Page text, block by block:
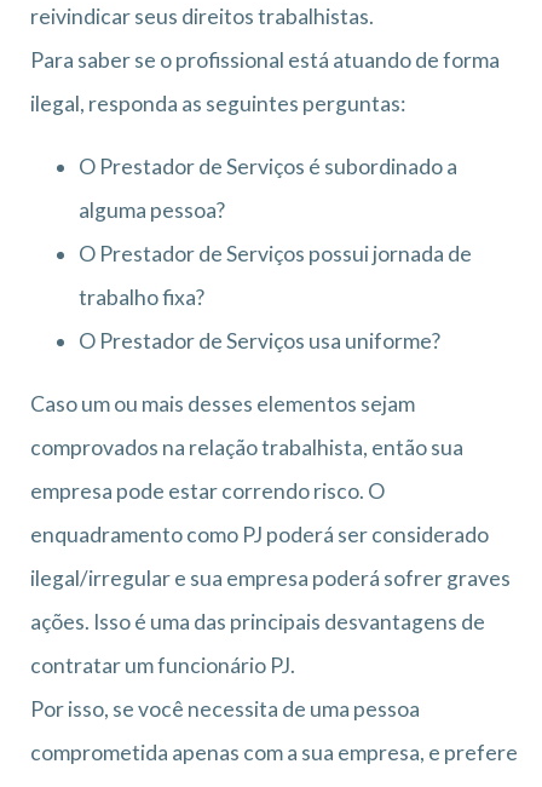
reivindicar seus direitos trabalhistas.
Para saber se o profissional está atuando de forma
ilegal, responda as seguintes perguntas:
O Prestador de Serviços é subordinado a
alguma pessoa?
O Prestador de Serviços possui jornada de
trabalho fixa?
O Prestador de Serviços usa uniforme?
Caso um ou mais desses elementos sejam
comprovados na relação trabalhista, então sua
empresa pode estar correndo risco. O
enquadramento como PJ poderá ser considerado
ilegal/irregular e sua empresa poderá sofrer graves
ações. Isso é uma das principais desvantagens de
contratar um funcionário PJ.
Por isso, se você necessita de uma pessoa
comprometida apenas com a sua empresa, e prefere